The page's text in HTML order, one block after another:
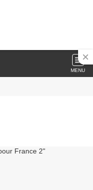
MENU